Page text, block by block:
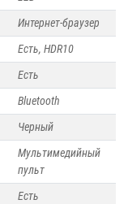
Интернет-браузер
Есть, HDR10
Есть
Bluetooth
Черный
Мультимедийный
пульт
Есть